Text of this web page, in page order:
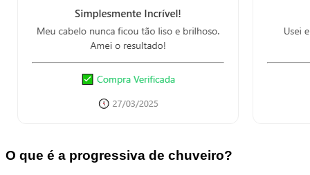
O que é a progressiva de chuveiro?